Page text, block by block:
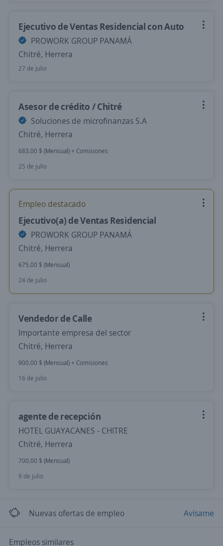
Ejecutivo de Ventas Residencial con Auto
PROWORK GROUP PANAMÁ
Chitré, Herrera
27 de julio
Asesor de crédito / Chitré
Soluciones de microfinanzas S.A
Chitré, Herrera
683.00 $ (Mensual) + Comisiones
25 de julio
Empleo destacado
Ejecutivo(a) de Ventas Residencial
PROWORK GROUP PANAMÁ
Chitré, Herrera
675.00 $ (Mensual)
24 de julio
Vendedor de Calle
Importante empresa del sector
Chitré, Herrera
900.00 $ (Mensual) + Comisiones
16 de julio
agente de recepción
HOTEL GUAYACANES - CHITRE
Chitré, Herrera
700.00 $ (Mensual)
9 de julio
Nuevas ofertas de empleo Avísame
Empleos similares